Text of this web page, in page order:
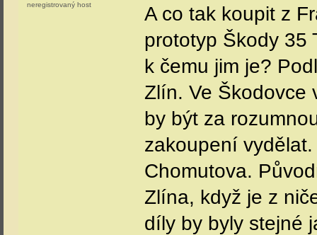
neregistrovaný host
A co tak koupit z
prototyp Škody 35
k čemu jim je?
Zlín. Ve Škodovce
by být za
zakoupení
Chomutova.
Zlína, když je z
díly by byly stejné